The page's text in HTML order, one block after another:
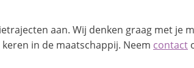
aan. Wij denken graag met je
in de maatschappij. Neem contact